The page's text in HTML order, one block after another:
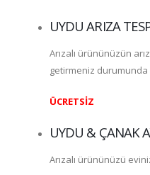
UYDU ARIZA
Arızalı ürününüzün
getirmeniz
ÜCRETSİZ
UYDU & ÇANAK
Arızalı ürününüzü